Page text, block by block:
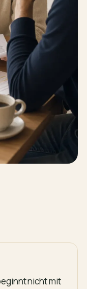
nicht mit